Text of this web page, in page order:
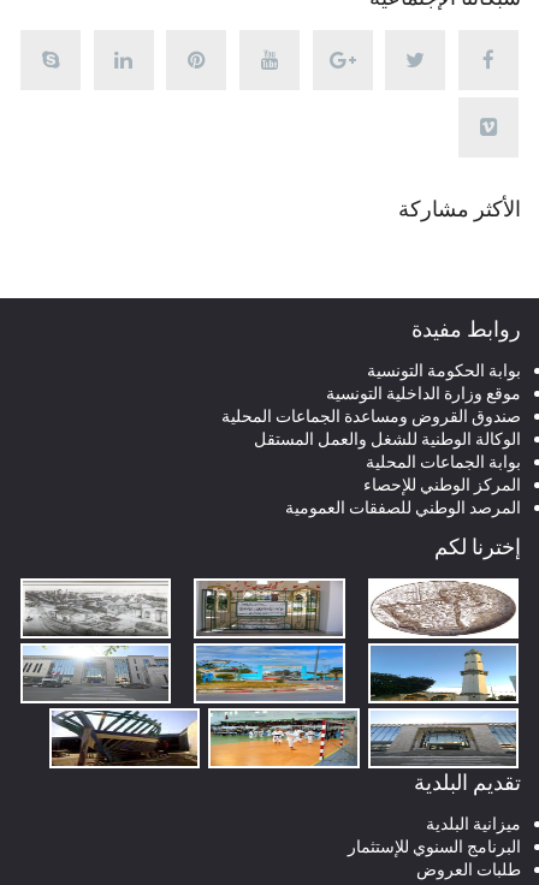
الأكثر مشاركة
روابط مفيدة
بوابة الحكومة التونسية
موقع وزارة الداخلية التونسية
صندوق القروض ومساعدة الجماعات المحلية
الوكالة الوطنية للشغل والعمل المستقل
بوابة الجماعات المحلية
المركز الوطني للإحصاء
المرصد الوطني للصفقات العمومية
إخترنا لكم
تقديم البلدية
ميزانية البلدية
البرنامج السنوي للإستثمار
طلبات العروض